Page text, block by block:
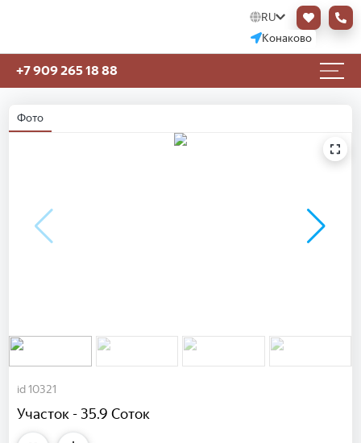
RU
Конаково
+7 909 265 18 88
Фото
id 10321
Участок - 35.9 Соток